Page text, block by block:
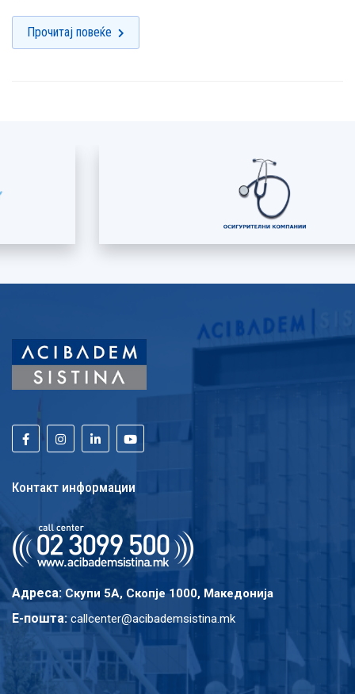
Прочитај повеќе
Контакт информации
Адреса: Скупи 5A, Скопје 1000, Македонија
E-пошта: callcenter@acibademsistina.mk